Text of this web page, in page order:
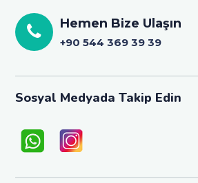
Hemen Bize Ulaşın
+90 544 369 39 39
Sosyal Medyada Takip Edin